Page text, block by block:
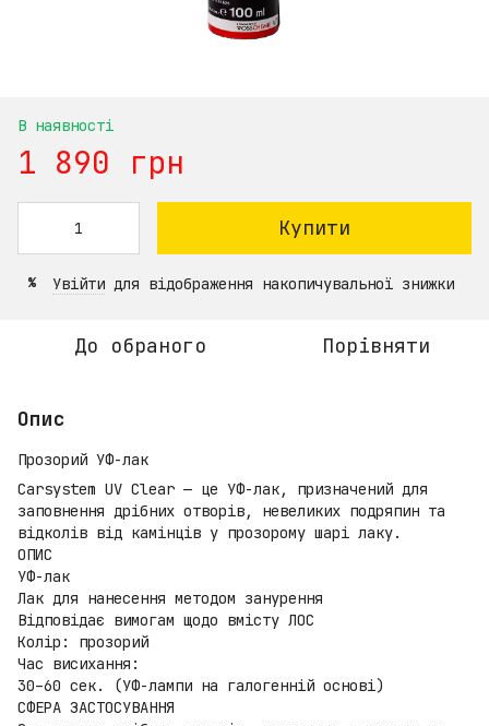
В наявності
1 890 грн
Купити
% Увійти для відображення накопичувальної знижки
До обраного Порівняти
Опис
Прозорий УФ-лак
Carsystem UV Clear — це УФ-лак, призначений для
заповнення дрібних отворів, невеликих подряпин та
відколів від камінців у прозорому шарі лаку.
ОПИС
УФ-лак
Лак для нанесення методом занурення
Відповідає вимогам щодо вмісту ЛОС
Колір: прозорий
Час висихання:
30–60 сек. (УФ-лампи на галогенній основі)
СФЕРА ЗАСТОСУВАННЯ